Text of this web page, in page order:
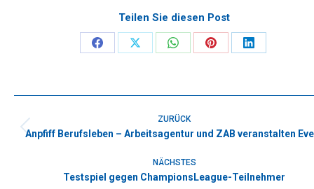
Teilen Sie diesen Post
Share
Facebook
Share
X
Share
WhatsApp
Share
Pinterest
Share
LinkedIn
ZURÜCK
Vorheriger
Anpfiff Berufsleben – Arbeitsagentur und ZAB veranstalten
NÄCHSTES
Nächster
Testspiel gegen ChampionsLeague-Teilnehmer